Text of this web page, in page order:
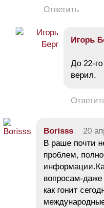
Ответить
Игорь
До 22-
верил.
Borisss 20
В раше почти
проблем,
вопросам-даже
как гонит